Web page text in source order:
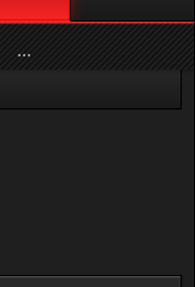
คลิกที่นี่
...